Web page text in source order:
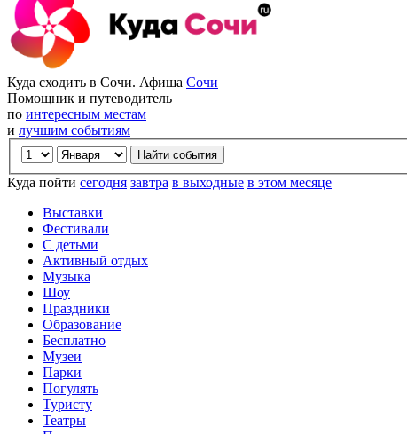
Куда сходить в Сочи. Афиша Сочи
Помощник и путеводитель
по интересным местам
и лучшим событиям
Куда пойти сегодня завтра в выходные в этом месяце
Выставки
Фестивали
С детьми
Активный отдых
Музыка
Шоу
Праздники
Образование
Бесплатно
Музеи
Парки
Погулять
Туристу
Театры